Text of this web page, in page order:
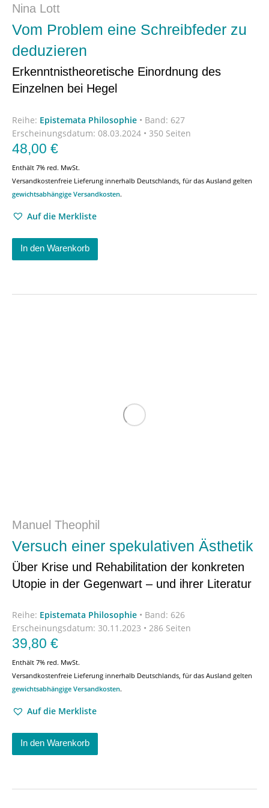
Nina Lott
Vom Problem eine Schreibfeder zu
deduzieren
Erkenntnistheoretische Einordnung des
Einzelnen bei Hegel
Reihe: Epistemata Philosophie • Band: 627
Erscheinungsdatum: 08.03.2024 • 350 Seiten
48,00 €
Enthält 7% red. MwSt.
Versandkostenfreie Lieferung innerhalb Deutschlands, für das Ausland gelten
gewichtsabhängige Versandkosten.
Auf die Merkliste
In den Warenkorb
Manuel Theophil
Versuch einer spekulativen Ästhetik
Über Krise und Rehabilitation der konkreten
Utopie in der Gegenwart – und ihrer Literatur
Reihe: Epistemata Philosophie • Band: 626
Erscheinungsdatum: 30.11.2023 • 286 Seiten
39,80 €
Enthält 7% red. MwSt.
Versandkostenfreie Lieferung innerhalb Deutschlands, für das Ausland gelten
gewichtsabhängige Versandkosten.
Auf die Merkliste
In den Warenkorb